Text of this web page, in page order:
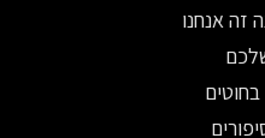
זה אנחנו